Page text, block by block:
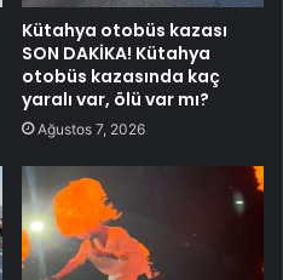
Kütahya otobüs kazası
SON DAKİKA! Kütahya
otobüs kazasında kaç
yaralı var, ölü var mı?
Ağustos 7, 2026